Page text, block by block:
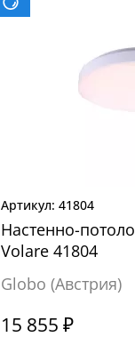
41804
Настенно-
Volare 41804
Globo (Австрия)
15 855 ₽